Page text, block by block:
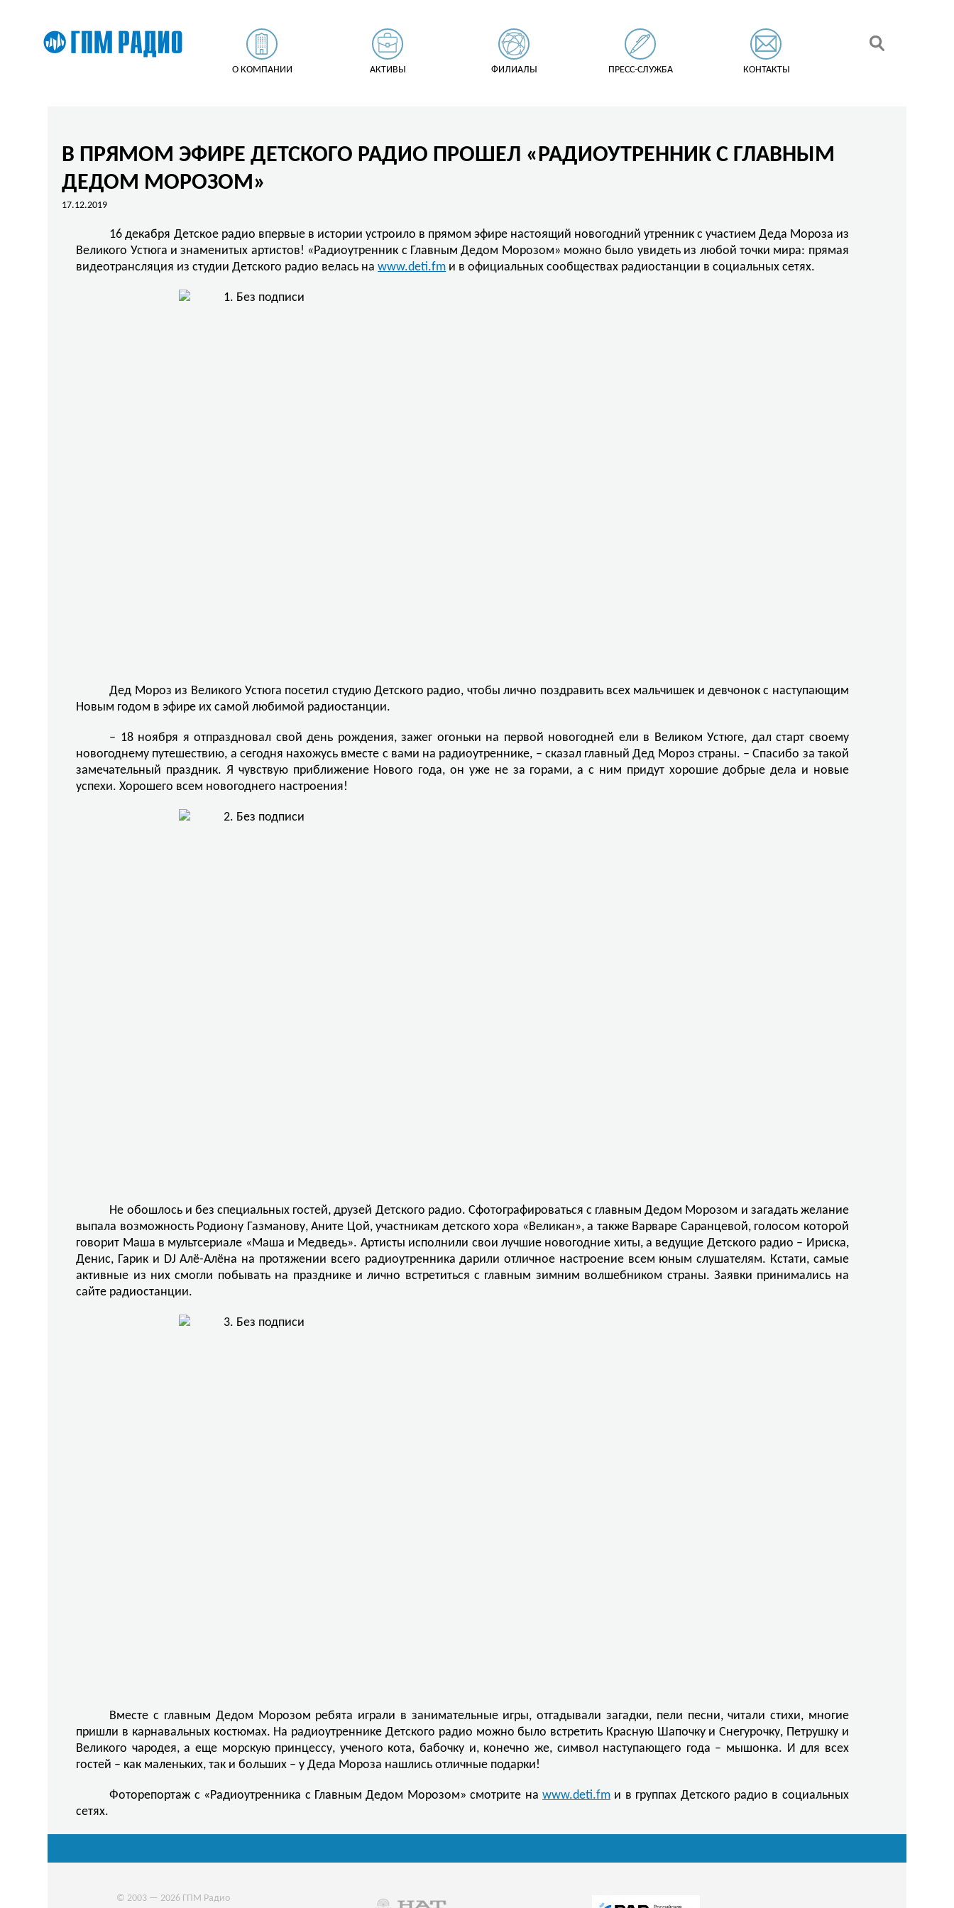
О КОМПАНИИ АКТИВЫ ФИЛИАЛЫ ПРЕСС-СЛУЖБА КОНТАКТЫ
В ПРЯМОМ ЭФИРЕ ДЕТСКОГО РАДИО ПРОШЕЛ «РАДИОУТРЕННИК С ГЛАВНЫМ
ДЕДОМ МОРОЗОМ»
17.12.2019
16 декабря Детское радио впервые в истории устроило в прямом эфире настоящий новогодний утренник с участием Деда Мороза из
Великого Устюга и знаменитых артистов! «Радиоутренник с Главным Дедом Морозом» можно было увидеть из любой точки мира: прямая
видеотрансляция из студии Детского радио велась наwww.deti.fm и в официальных сообществах радиостанции в социальных сетях.
Дед Мороз из Великого Устюга посетил студию Детского радио, чтобы лично поздравить всех мальчишек и девчонок с наступающим
Новым годом в эфире их самой любимой радиостанции.
– 18 ноября я отпраздновал свой день рождения, зажег огоньки на первой новогодней ели в Великом Устюге, дал старт своему
новогоднему путешествию, а сегодня нахожусь вместе с вами на радиоутреннике, – сказал главный Дед Мороз страны. – Спасибо за такой
замечательный праздник. Я чувствую приближение Нового года, он уже не за горами, а с ним придут хорошие добрые дела и новые
успехи. Хорошего всем новогоднего настроения!
Не обошлось и без специальных гостей, друзей Детского радио. Сфотографироваться с главным Дедом Морозом и загадать желание
выпала возможность Родиону Газманову, Аните Цой, участникам детского хора «Великан», а также Варваре Саранцевой, голосом которой
говорит Маша в мультсериале «Маша и Медведь». Артисты исполнили свои лучшие новогодние хиты, а ведущие Детского радио – Ириска,
Денис, Гарик и DJ Алё-Алёна на протяжении всего радиоутренника дарили отличное настроение всем юным слушателям. Кстати, самые
активные из них смогли побывать на празднике и лично встретиться с главным зимним волшебником страны. Заявки принимались на
сайте радиостанции.
Вместе с главным Дедом Морозом ребята играли в занимательные игры, отгадывали загадки, пели песни, читали стихи, многие
пришли в карнавальных костюмах. На радиоутреннике Детского радио можно было встретить Красную Шапочку и Снегурочку, Петрушку и
Великого чародея, а еще морскую принцессу, ученого кота, бабочку и, конечно же, символ наступающего года – мышонка. И для всех
гостей – как маленьких, так и больших – у Деда Мороза нашлись отличные подарки!
Фоторепортаж с «Радиоутренника с Главным Дедом Морозом» смотрите наwww.deti.fm и в группах Детского радио в социальных
сетях.
© 2003 — 2026 ГПМ Радио